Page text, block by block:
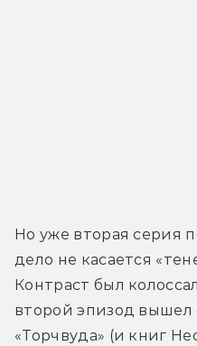
Но уже вторая серия
дело не касается
Контраст был
второй эпизод вышел
«Торчвуда» (и книг